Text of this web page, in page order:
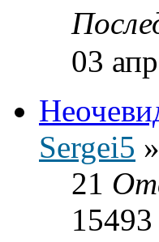
03
Sergei5 »
21
15493